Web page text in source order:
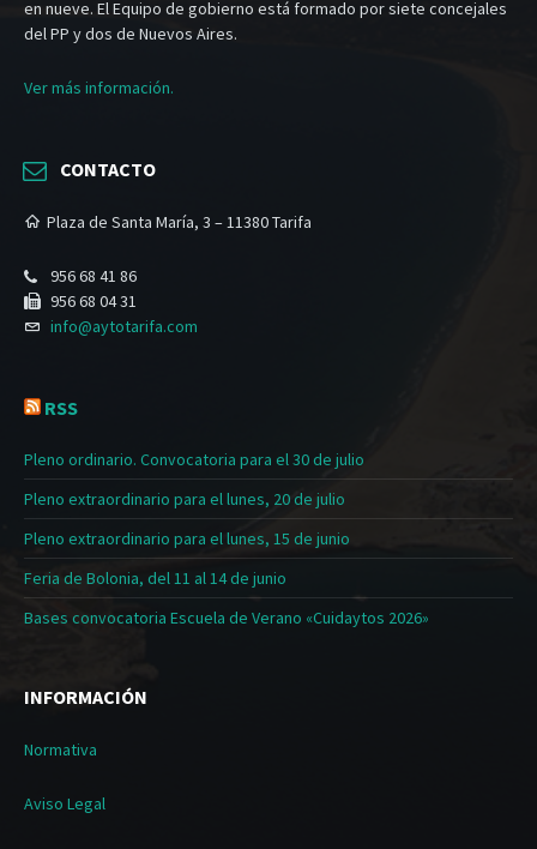
en nueve. El Equipo de gobierno está formado por siete concejales
del PP y dos de Nuevos Aires.
Ver más información.
CONTACTO
Plaza de Santa María, 3 – 11380 Tarifa
956 68 41 86
956 68 04 31
info@aytotarifa.com
RSS
Pleno ordinario. Convocatoria para el 30 de julio
Pleno extraordinario para el lunes, 20 de julio
Pleno extraordinario para el lunes, 15 de junio
Feria de Bolonia, del 11 al 14 de junio
Bases convocatoria Escuela de Verano «Cuidaytos 2026»
INFORMACIÓN
Normativa
Aviso Legal